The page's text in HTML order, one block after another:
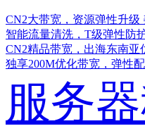
CN2大带宽，资源弹性升级
智能流量清洗，T级弹性防
CN2精品带宽，出海东南亚
独享200M优化带宽，弹性
服务